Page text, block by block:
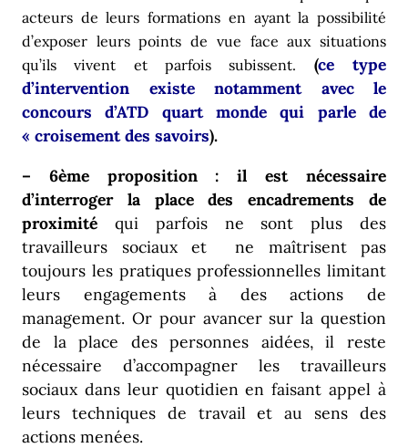
acteurs de leurs formations en ayant la possibilité
d’exposer leurs points de vue face aux situations
qu’ils vivent et parfois subissent. (ce type
d’intervention existe notamment avec le
concours d’ATD quart monde qui parle de
« croisement des savoirs).
– 6ème proposition : il est nécessaire
d’interroger la place des encadrements de
proximité qui parfois ne sont plus des
travailleurs sociaux et ne maîtrisent pas
toujours les pratiques professionnelles limitant
leurs engagements à des actions de
management. Or pour avancer sur la question
de la place des personnes aidées, il reste
nécessaire d’accompagner les travailleurs
sociaux dans leur quotidien en faisant appel à
leurs techniques de travail et au sens des
actions menées.